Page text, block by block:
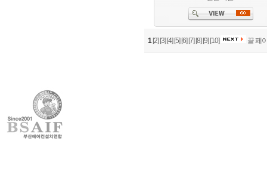
1 [2] [3] [4] [5] [6] [7] [8] [9] [10] 끝 페